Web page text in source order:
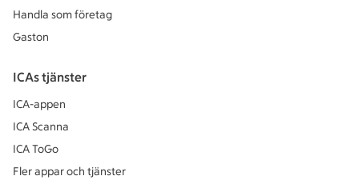
Handla som företag
Gaston
ICAs tjänster
ICA-appen
ICA Scanna
ICA ToGo
Fler appar och tjänster